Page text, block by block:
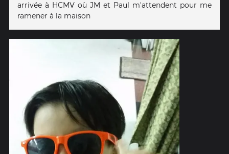
arrivée à HCMV où JM et Paul m'attendent pour me
ramener à la maison